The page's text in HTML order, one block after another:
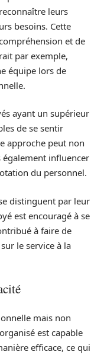
leurs
besoins. Cette
et de
par exemple,
équipe lors de
ayant un supérieur
de se sentir
approche peut non
influencer
du personnel.
distinguent par leur
est encouragé à se
à faire de
le service à la
mais non
est capable
efficace, ce qui